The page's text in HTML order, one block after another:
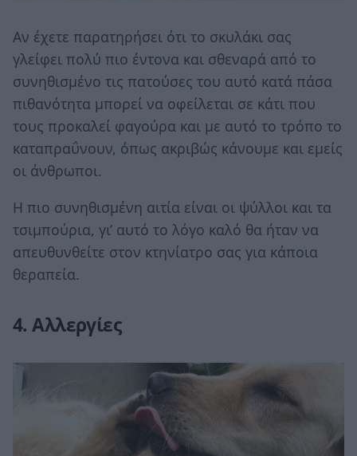
Αν έχετε παρατηρήσει ότι το σκυλάκι σας
γλείφει πολύ πιο έντονα και σθεναρά από το
συνηθισμένο τις πατούσες του αυτό κατά πάσα
πιθανότητα μπορεί να οφείλεται σε κάτι που
τους προκαλεί φαγούρα και με αυτό το τρόπο το
καταπραΰνουν, όπως ακριβώς κάνουμε και εμείς
οι άνθρωποι.
Η πιο συνηθισμένη αιτία είναι οι ψύλλοι και τα
τσιμπούρια, γι’ αυτό το λόγο καλό θα ήταν να
απευθυνθείτε στον κτηνίατρο σας για κάποια
θεραπεία.
4. Αλλεργίες